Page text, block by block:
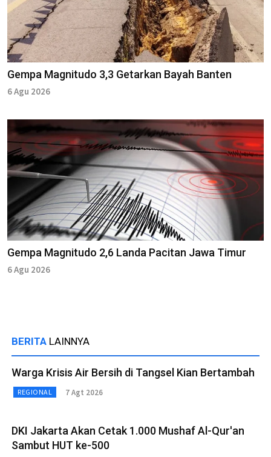
Gempa Magnitudo 3,3 Getarkan Bayah Banten
6 Agu 2026
Gempa Magnitudo 2,6 Landa Pacitan Jawa Timur
6 Agu 2026
BERITA LAINNYA
Warga Krisis Air Bersih di Tangsel Kian Bertambah
REGIONAL 7 Agt 2026
DKI Jakarta Akan Cetak 1.000 Mushaf Al-Qur'an
Sambut HUT ke-500